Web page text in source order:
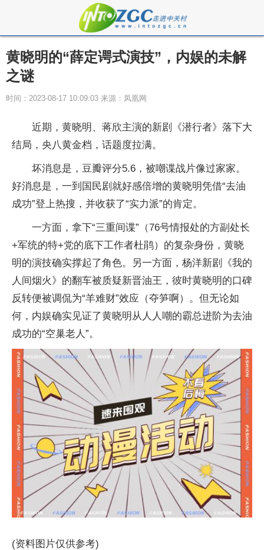
黄晓明的“薛定谔式演技”，内娱的未解
之谜
时间：2023-08-17 10:09:03 来源：凤凰网
近期，黄晓明、蒋欣主演的新剧《潜行者》落下大
结局，央八黄金档，话题度拉满。
坏消息是，豆瓣评分5.6，被嘲谍战片像过家家。
好消息是，一到国民剧就好感倍增的黄晓明凭借“去油
成功”登上热搜，并收获了“实力派”的肯定。
一方面，拿下“三重间谍”（76号情报处的方副处长
+军统的特+党的底下工作者杜鹃）的复杂身份，黄晓
明的演技确实撑起了角色。另一方面，杨洋新剧《我的
人间烟火》的翻车被质疑新晋油王，彼时黄晓明的口碑
反转便被调侃为“羊难财”效应（夺笋啊）。但无论如
何，内娱确实见证了黄晓明从人人嘲的霸总进阶为去油
成功的“空巢老人”。
(资料图片仅供参考)